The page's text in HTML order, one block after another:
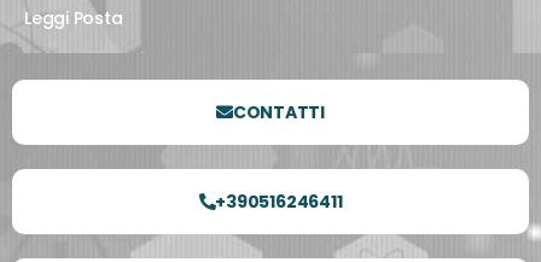
Leggi Posta
CONTATTI
+390516246411